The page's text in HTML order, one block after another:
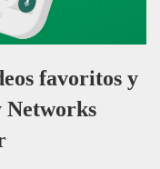
favoritos y
Networks